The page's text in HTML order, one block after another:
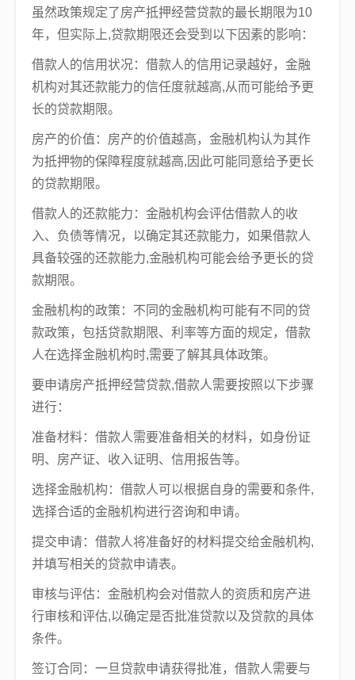
虽然政策规定了房产抵押经营贷款的最长期限为10
年，但实际上,贷款期限还会受到以下因素的影响：
借款人的信用状况：借款人的信用记录越好，金融
机构对其还款能力的信任度就越高,从而可能给予更
长的贷款期限。
房产的价值：房产的价值越高，金融机构认为其作
为抵押物的保障程度就越高,因此可能同意给予更长
的贷款期限。
借款人的还款能力：金融机构会评估借款人的收
入、负债等情况，以确定其还款能力，如果借款人
具备较强的还款能力,金融机构可能会给予更长的贷
款期限。
金融机构的政策：不同的金融机构可能有不同的贷
款政策，包括贷款期限、利率等方面的规定，借款
人在选择金融机构时,需要了解其具体政策。
要申请房产抵押经营贷款,借款人需要按照以下步骤
进行：
准备材料：借款人需要准备相关的材料，如身份证
明、房产证、收入证明、信用报告等。
选择金融机构：借款人可以根据自身的需要和条件,
选择合适的金融机构进行咨询和申请。
提交申请：借款人将准备好的材料提交给金融机构,
并填写相关的贷款申请表。
审核与评估：金融机构会对借款人的资质和房产进
行审核和评估,以确定是否批准贷款以及贷款的具体
条件。
签订合同：一旦贷款申请获得批准，借款人需要与